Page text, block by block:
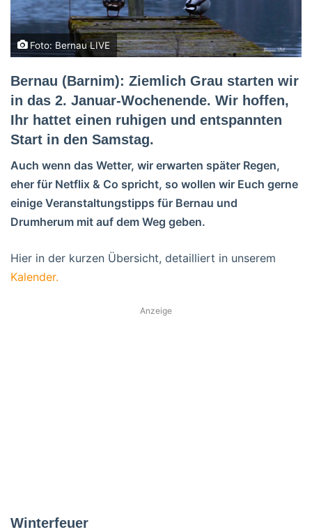
Foto: Bernau LIVE
Bernau (Barnim): Ziemlich Grau starten wir
in das 2. Januar-Wochenende. Wir hoffen,
Ihr hattet einen ruhigen und entspannten
Start in den Samstag.
Auch wenn das Wetter, wir erwarten später Regen,
eher für Netflix & Co spricht, so wollen wir Euch gerne
einige Veranstaltungstipps für Bernau und
Drumherum mit auf dem Weg geben.
Hier in der kurzen Übersicht, detailliert in unserem
Kalender.
Anzeige
Winterfeuer